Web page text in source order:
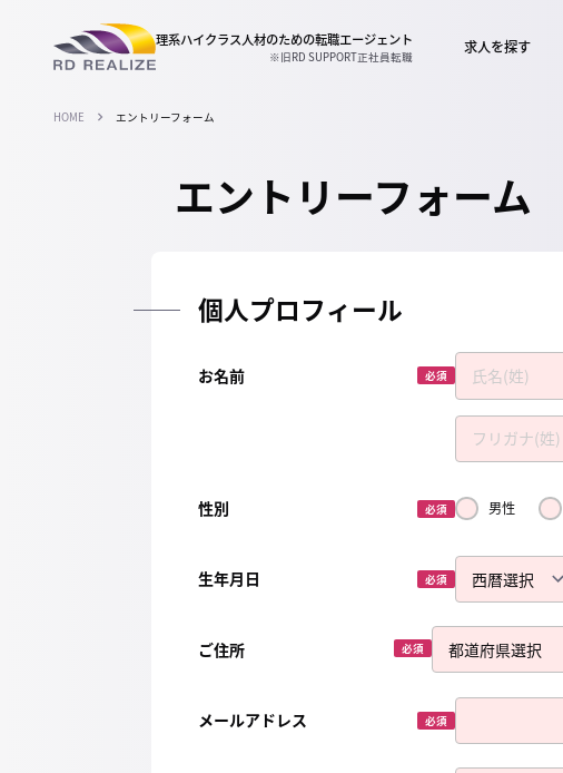
理系ハイクラス人材のための転職エージェント
※旧RD SUPPORT正社員転職 求人を探す
HOME エントリーフォーム
エントリーフォーム
個人プロフィール
お名前 必須
性別 必須 男性
生年月日 必須
ご住所 必須
メールアドレス 必須